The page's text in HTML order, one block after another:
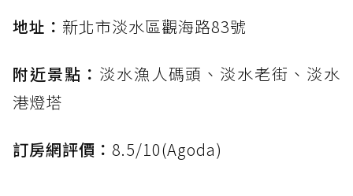
地址： 新北市淡水區觀海路83號
附近景點： 淡水漁人碼頭、淡水老街、淡水
港燈塔
訂房網評價： 8.5/10(Agoda)